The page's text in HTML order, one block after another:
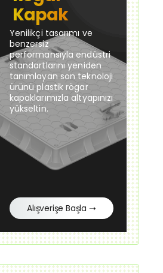
Güncel Fiyat
Çok Satan
Stokta Var Luxwares
Mazgalı – Drenaj Kanalı Üstü
Dayanıklı Plastik Izgara Kapak
240,00 TL
Kapak
Yenilikçi tasarımı ve
benzersiz
performansıyla endüstri
standartlarını yeniden
tanımlayan son teknoloji
ürünü plastik rögar
kapaklarımızla altyapınızı
yükseltin.
Alışverişe Başla ➝